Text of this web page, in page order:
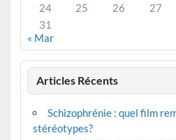
24
25 26 27
31
« Mar
Articles Récents
Schizophrénie : quel film
stéréotypes?